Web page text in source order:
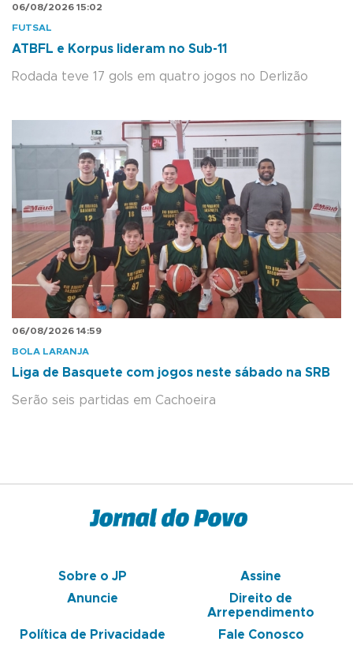
06/08/2026 15:02
FUTSAL
ATBFL e Korpus lideram no Sub-11
Rodada teve 17 gols em quatro jogos no Derlizão
06/08/2026 14:59
BOLA LARANJA
Liga de Basquete com jogos neste sábado na SRB
Serão seis partidas em Cachoeira
Sobre o JP
Assine
Anuncie
Direito de
Arrependimento
Política de Privacidade
Fale Conosco